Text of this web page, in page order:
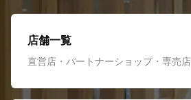
店舗一覧
直営店・パートナーショップ・専売店